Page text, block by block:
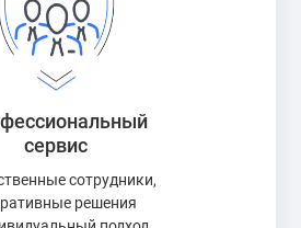
сервис
сотрудники,
решения